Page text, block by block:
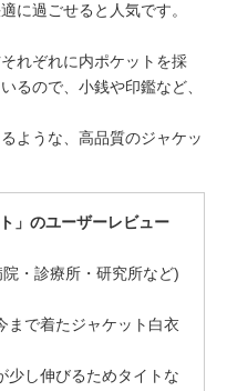
に過ごせると人気です。
れぞれに内ポケットを採
るので、小銭や印鑑など、
ような、高品質のジャケッ
」のユーザーレビュー
・診療所・研究所など)
まで着たジャケット白衣
少し伸びるためタイトな